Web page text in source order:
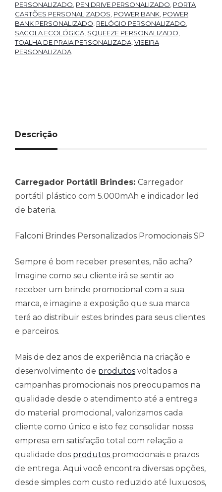
PERSONALIZADO, PEN DRIVE PERSONALIZADO, PORTA
CARTÕES PERSONALIZADOS, POWER BANK, POWER
BANK PERSONALIZADO, RELÓGIO PERSONALIZADO,
SACOLA ECOLÓGICA, SQUEEZE PERSONALIZADO,
TOALHA DE PRAIA PERSONALIZADA,VISEIRA
PERSONALIZADA
Descrição
Carregador Portátil Brindes: Carregador
portátil plástico com 5.000mAh e indicador led
de bateria.
Falconi Brindes Personalizados Promocionais SP
Sempre é bom receber presentes, não acha?
Imagine como seu cliente irá se sentir ao
receber um brinde promocional com a sua
marca, e imagine a exposição que sua marca
terá ao distribuir estes brindes para seus clientes
e parceiros.
Mais de dez anos de experiência na criação e
desenvolvimento de produtos voltados a
campanhas promocionais nos preocupamos na
qualidade desde o atendimento até a entrega
do material promocional, valorizamos cada
cliente como único e isto fez consolidar nossa
empresa em satisfação total com relação a
qualidade dos produtos promocionais e prazos
de entrega. Aqui você encontra diversas opções,
desde simples com custo reduzido até luxuosos,